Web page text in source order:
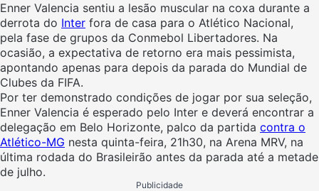
Enner Valencia sentiu a lesão muscular na coxa durante a
derrota do Inter fora de casa para o Atlético Nacional,
pela fase de grupos da Conmebol Libertadores. Na
ocasião, a expectativa de retorno era mais pessimista,
apontando apenas para depois da parada do Mundial de
Clubes da FIFA.
Por ter demonstrado condições de jogar por sua seleção,
Enner Valencia é esperado pelo Inter e deverá encontrar a
delegação em Belo Horizonte, palco da partida contra o
Atlético-MG nesta quinta-feira, 21h30, na Arena MRV, na
última rodada do Brasileirão antes da parada até a metade
de julho.
Publicidade